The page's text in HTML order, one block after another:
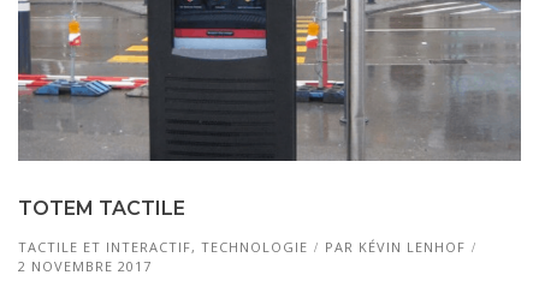
TOTEM TACTILE
TACTILE ET INTERACTIF, TECHNOLOGIE PAR KÉVIN LENHOF
2 NOVEMBRE 2017